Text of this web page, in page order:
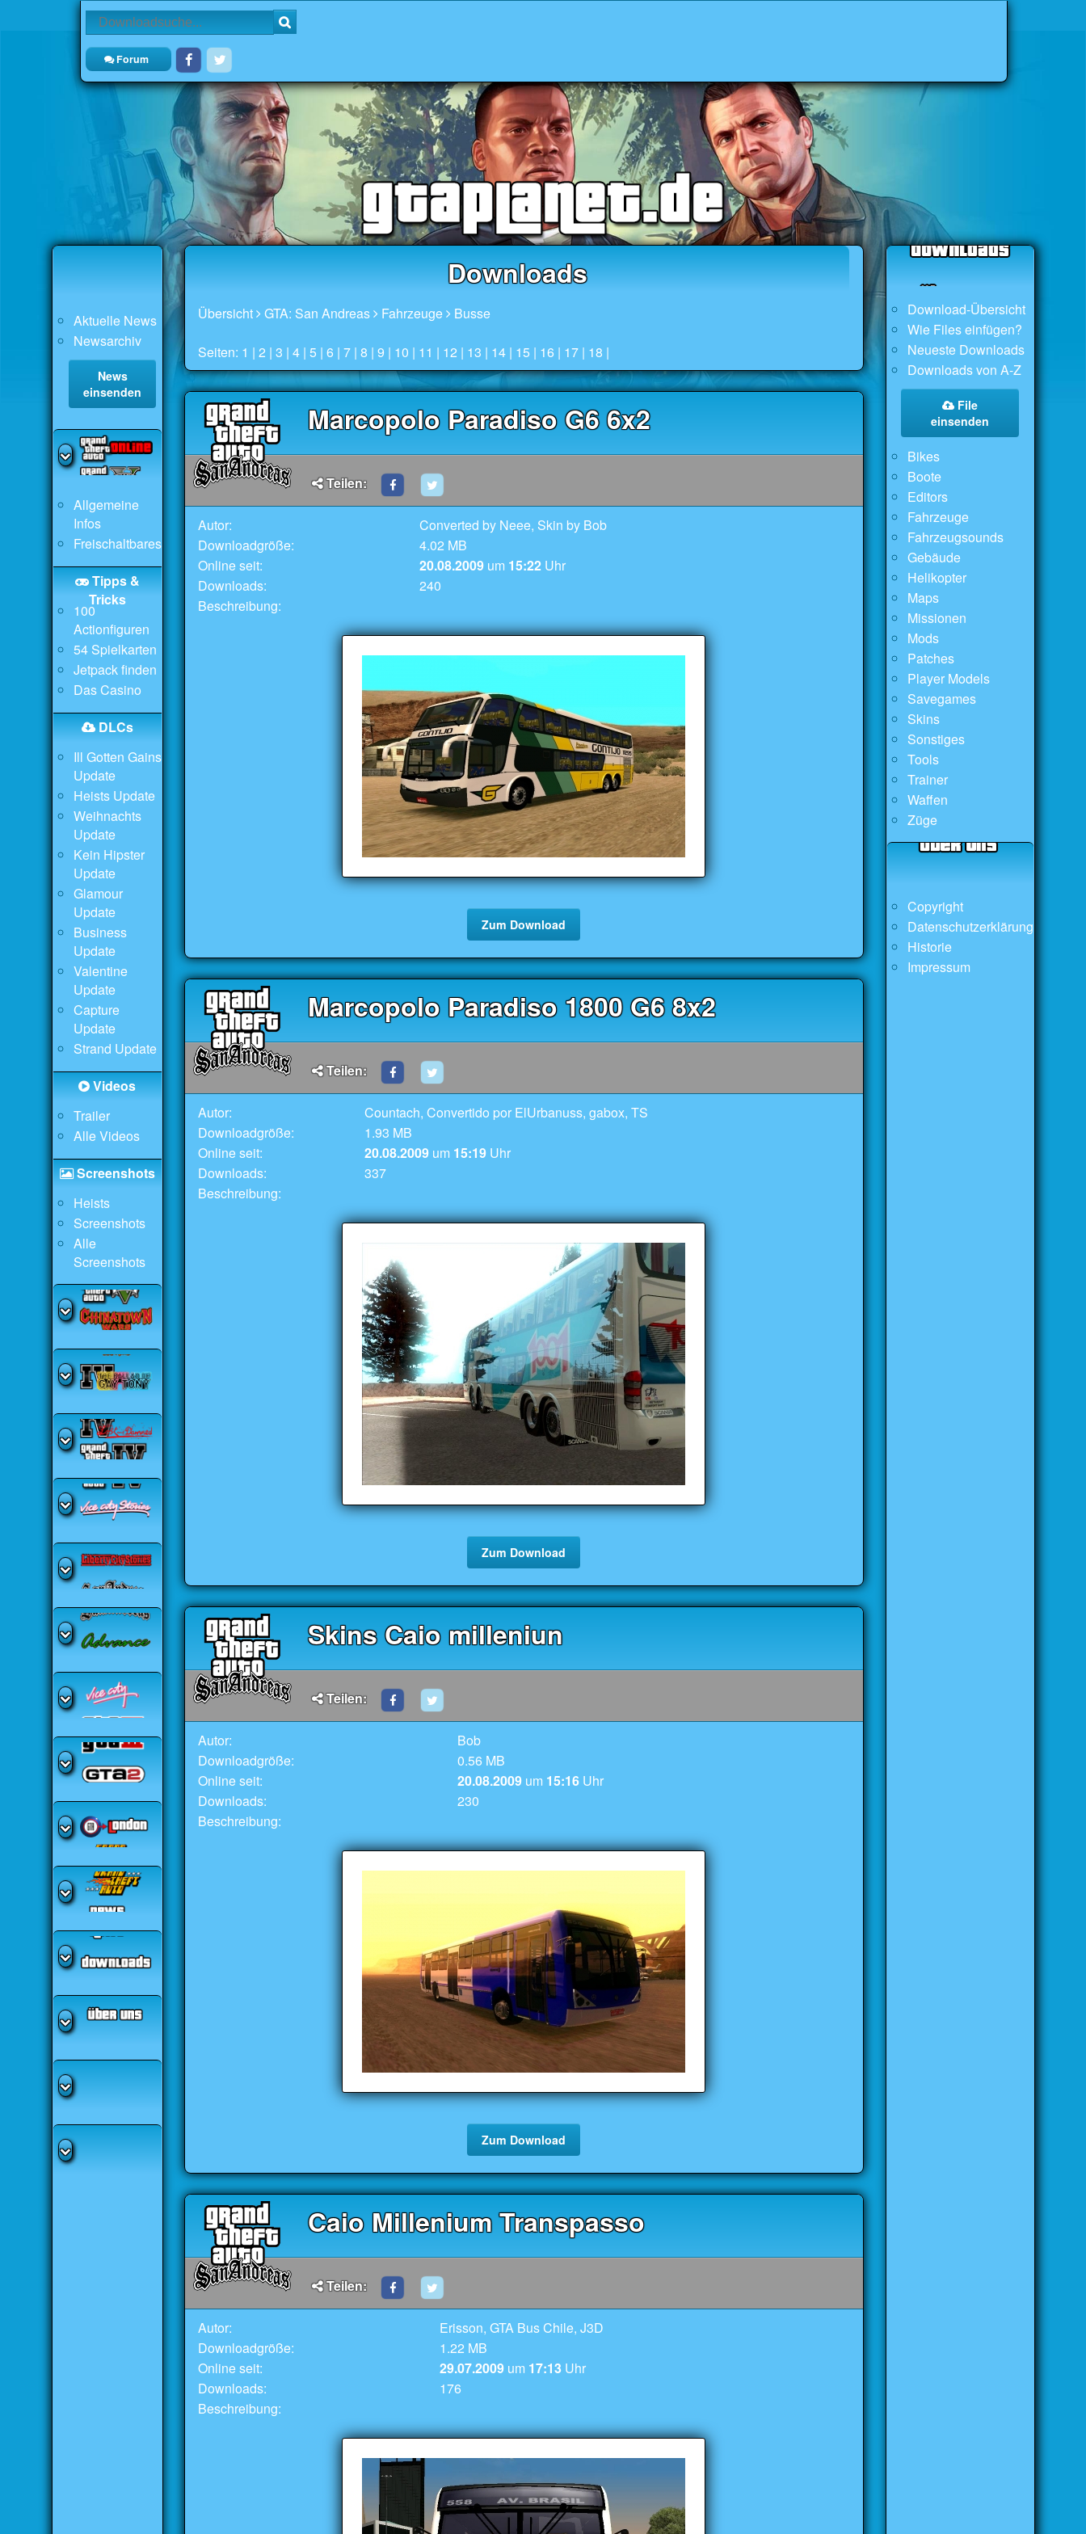
Forum
Aktuelle News
Newsarchiv
News
einsenden
Allgemeine
Infos
Freischaltbares
Tipps &
Tricks
100
Actionfiguren
54 Spielkarten
Jetpack finden
Das Casino
DLCs
Ill Gotten Gains
Update
Heists Update
Weihnachts
Update
Kein Hipster
Update
Glamour
Update
Business
Update
Valentine
Update
Capture
Update
Strand Update
Videos
Trailer
Alle Videos
Screenshots
Heists
Screenshots
Alle
Screenshots
Downloads
Übersicht GTA: San Andreas Fahrzeuge Busse
Seiten: 1 |2 |3 |4 |5 |6 |7 |8 |9 | 10 | 11 | 12 | 13 | 14 | 15 | 16 | 17 | 18 |
Marcopolo Paradiso G6 6x2
Teilen:
Autor:
Converted by Neee, Skin by Bob
Downloadgröße:
4.02 MB
Online seit:
20.08.2009 um 15:22 Uhr
Downloads:
240
Beschreibung:
Zum Download
Marcopolo Paradiso 1800 G6 8x2
Teilen:
Autor:
Countach, Convertido por ElUrbanuss, gabox, TS
Downloadgröße:
1.93 MB
Online seit:
20.08.2009 um 15:19 Uhr
Downloads:
337
Beschreibung:
Zum Download
Skins Caio milleniun
Teilen:
Autor:
Bob
Downloadgröße:
0.56 MB
Online seit:
20.08.2009 um 15:16 Uhr
Downloads:
230
Beschreibung:
Zum Download
Caio Millenium Transpasso
Teilen:
Autor:
Erisson, GTA Bus Chile, J3D
Downloadgröße:
1.22 MB
Online seit:
29.07.2009 um 17:13 Uhr
Downloads:
176
Beschreibung:
Download-Übersicht
Wie Files einfügen?
Neueste Downloads
Downloads von A-Z
File
einsenden
Bikes
Boote
Editors
Fahrzeuge
Fahrzeugsounds
Gebäude
Helikopter
Maps
Missionen
Mods
Patches
Player Models
Savegames
Skins
Sonstiges
Tools
Trainer
Waffen
Züge
Copyright
Datenschutzerklärung
Historie
Impressum